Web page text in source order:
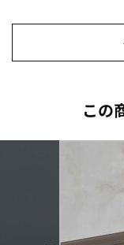
この